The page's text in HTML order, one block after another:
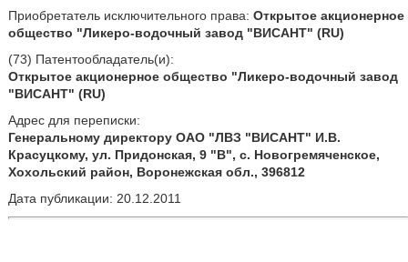
Приобретатель исключительного права: Открытое акционерное
общество "Ликеро-водочный завод "ВИСАНТ" (RU)
(73) Патентообладатель(и):
Открытое акционерное общество "Ликеро-водочный завод
"ВИСАНТ" (RU)
Адрес для переписки:
Генеральному директору ОАО "ЛВЗ "ВИСАНТ" И.В.
Красуцкому, ул. Придонская, 9 "В", с. Новогремяченское,
Хохольский район, Воронежская обл., 396812
Дата публикации: 20.12.2011